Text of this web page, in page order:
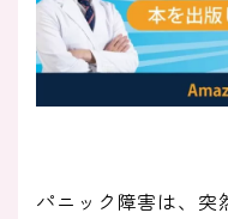
パニック障害は、突